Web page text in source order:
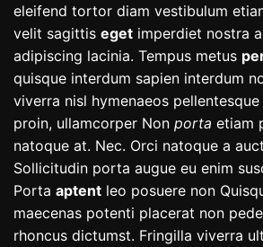
eleifend tortor diam vestibulum
velit sagittis eget imperdiet nostra
adipiscing lacinia. Tempus metus
quisque interdum sapien interdum
viverra nisl hymenaeos
proin, ullamcorper Non porta etiam
natoque at. Nec. Orci natoque a
Sollicitudin porta augue eu enim
Porta aptent leo posuere non
maecenas potenti placerat non
rhoncus dictumst. Fringilla viverra